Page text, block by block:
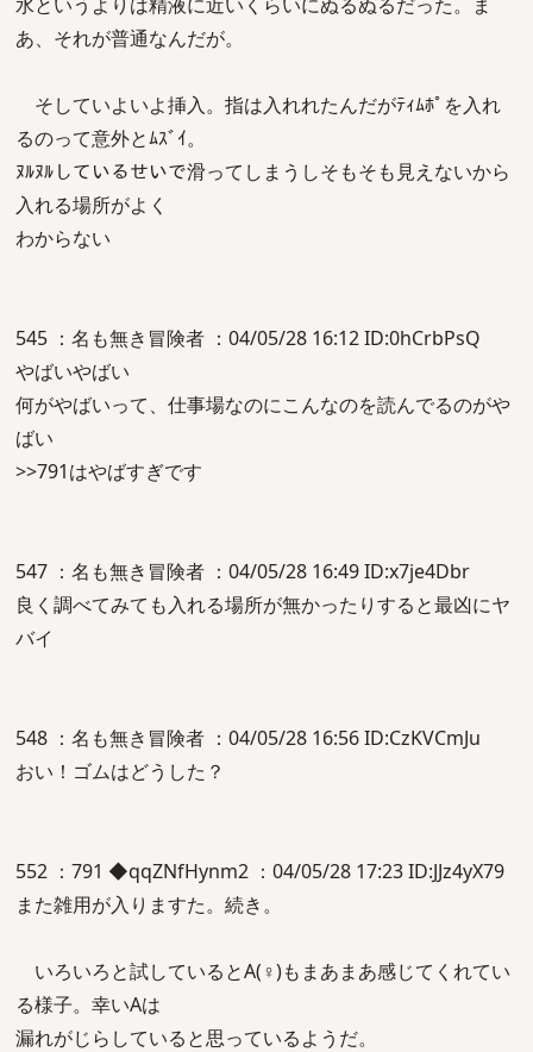
あ、それが普通なんだが。
そしていよいよ挿入。指は入れれたんだがﾃｨﾑﾎﾟを入れ
るのって意外とﾑｽﾞｲ。
ﾇﾙﾇﾙしているせいで滑ってしまうしそもそも見えないから
入れる場所がよく
わからない
545 ：名も無き冒険者 ：04/05/28 16:12 ID:0hCrbPsQ
やばいやばい
何がやばいって、仕事場なのにこんなのを読んでるのがや
ばい
>>791はやばすぎです
547 ：名も無き冒険者 ：04/05/28 16:49 ID:x7je4Dbr
良く調べてみても入れる場所が無かったりすると最凶にヤ
バイ
548 ：名も無き冒険者 ：04/05/28 16:56 ID:CzKVCmJu
おい！ゴムはどうした？
552 ：791 ◆qqZNfHynm2 ：04/05/28 17:23 ID:JJz4yX79
また雑用が入りますた。続き。
いろいろと試しているとA(♀)もまあまあ感じてくれてい
る様子。幸いAは
漏れがじらしていると思っているようだ。